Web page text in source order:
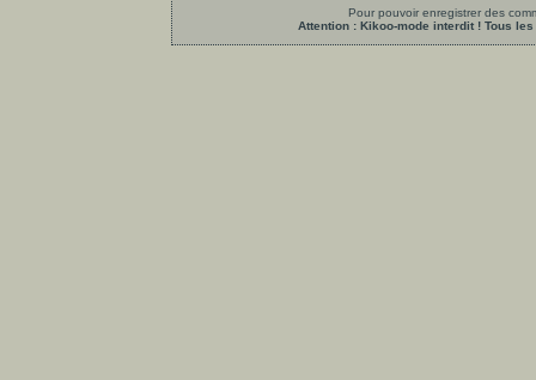
Pour pouvoir enregistrer des
Attention : Kikoo-mode interdit ! Tous